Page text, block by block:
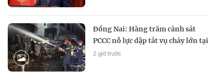
Đồng Nai: Hàng trăm cảnh sát
PCCC nỗ lực dập tắt vụ cháy lớn tại
dãy ki-ốt khu vực chợ Biên Hòa
2 giờ trước